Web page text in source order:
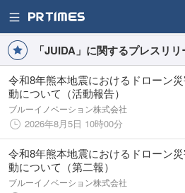
「JUIDA」に関するプレスリ
令和8年熊本地震におけるドローン
動について（活動報告）
ブルーイノベーション株式会社
2026年8月5日 10時00分
令和8年熊本地震におけるドローン
動について（第二報）
ブルーイノベーション株式会社